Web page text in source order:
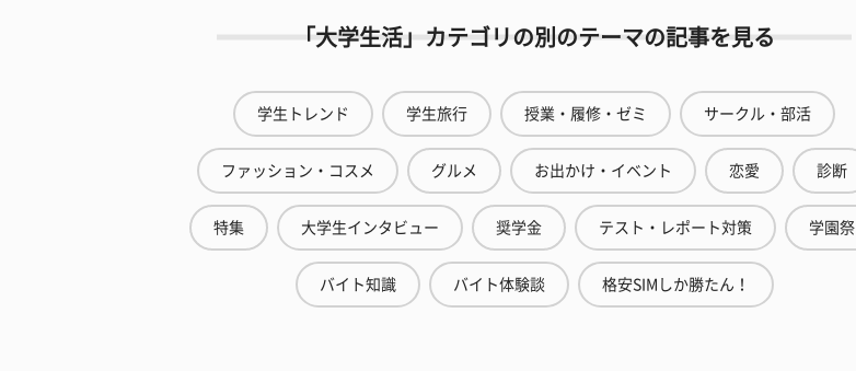
「大学生活」カテゴリの別のテーマの記事を見る
学生トレンド 学生旅行 授業・履修・ゼミ サークル・部活
ファッション・コスメ グルメ お出かけ・イベント 恋愛 診断
特集 大学生インタビュー 奨学金 テスト・レポート対策 学園祭
バイト知識 バイト体験談 格安SIMしか勝たん！